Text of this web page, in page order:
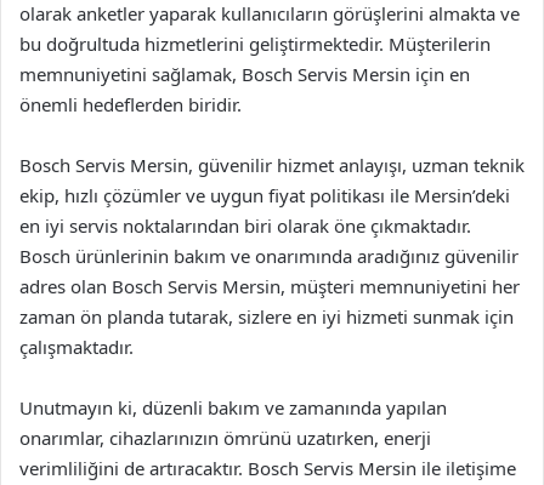
olarak anketler yaparak kullanıcıların görüşlerini almakta ve
bu doğrultuda hizmetlerini geliştirmektedir. Müşterilerin
memnuniyetini sağlamak, Bosch Servis Mersin için en
önemli hedeflerden biridir.
Bosch Servis Mersin, güvenilir hizmet anlayışı, uzman teknik
ekip, hızlı çözümler ve uygun fiyat politikası ile Mersin’deki
en iyi servis noktalarından biri olarak öne çıkmaktadır.
Bosch ürünlerinin bakım ve onarımında aradığınız güvenilir
adres olan Bosch Servis Mersin, müşteri memnuniyetini her
zaman ön planda tutarak, sizlere en iyi hizmeti sunmak için
çalışmaktadır.
Unutmayın ki, düzenli bakım ve zamanında yapılan
onarımlar, cihazlarınızın ömrünü uzatırken, enerji
verimliliğini de artıracaktır. Bosch Servis Mersin ile iletişime